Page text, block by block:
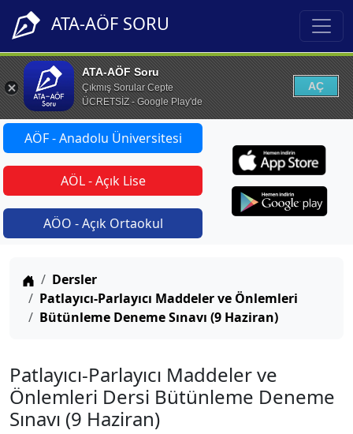
ATA-AÖF SORU
ATA-AÖF Soru
Çıkmış Sorular Cepte
ÜCRETSİZ - Google Play'de
AÇ
AÖF - Anadolu Üniversitesi
AÖL - Açık Lise
AÖO - Açık Ortaokul
Anasayfa
Dersler
Patlayıcı-Parlayıcı Maddeler ve Önlemleri
Bütünleme Deneme Sınavı (9 Haziran)
Patlayıcı-Parlayıcı Maddeler ve
Önlemleri Dersi Bütünleme Deneme
Sınavı (9 Haziran)